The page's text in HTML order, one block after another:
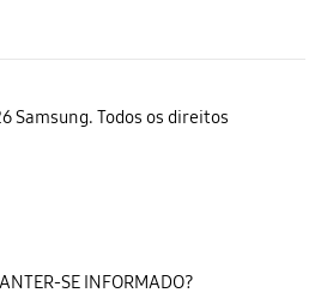
Samsung. Todos os direitos
SE INFORMADO?